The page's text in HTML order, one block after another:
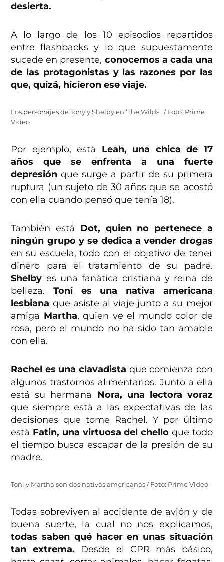
desierta.
A lo largo de los 10 episodios repartidos
entre flashbacks y lo que supuestamente
sucede en presente, conocemos a cada una
de las protagonistas y las razones por las
que, quizá, hicieron ese viaje.
Los personajes de Tony y Shelby en ‘The Wilds’. / Foto: Prime
Video
Por ejemplo, está Leah, una chica de 17
años que se enfrenta a una fuerte
depresión que surge a partir de su primera
ruptura (un sujeto de 30 años que se acostó
con ella cuando pensó que tenía 18).
También está Dot, quien no pertenece a
ningún grupo y se dedica a vender drogas
en su escuela, todo con el objetivo de tener
dinero para el tratamiento de su padre.
Shelby es una fanática cristiana y reina de
belleza.Toni
es una nativa americana
lesbiana que asiste al viaje junto a su mejor
amiga Martha, quien ve el mundo color de
rosa, pero el mundo no ha sido tan amable
con ella.
Rachel es una clavadista que comienza con
algunos trastornos alimentarios. Junto a ella
está su hermana Nora, una lectora voraz
que siempre está a las expectativas de las
decisiones que tome Rachel. Y por último
está Fatin, una virtuosa del chello que todo
el tiempo busca escapar de la presión de su
madre.
Toni y Martha son dos nativas americanas / Foto: Prime Video
Todas sobreviven al accidente de avión y de
buena suerte, la cual no nos explicamos,
todas saben qué hacer en unas situación
tan extrema. Desde el CPR más básico,